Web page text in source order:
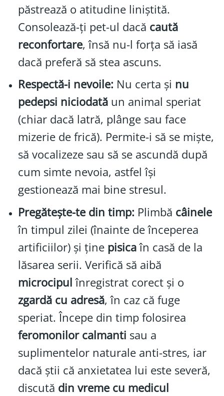
păstrează o atitudine liniștită.
Consolează-ți pet-ul dacă caută
reconfortare, însă nu-l forța să iasă
dacă preferă să stea ascuns.
Respectă-i nevoile: Nu certa și nu
pedepsi niciodatăun animal speriat
(chiar dacă latră, plânge sau face
mizerie de frică). Permite-i să se miște,
să vocalizeze sau să se ascundă după
cum simte nevoia, astfel își
gestionează mai bine stresul.
Pregătește-te din timp: Plimbă câinele
în timpul zilei (înainte de începerea
artificiilor) și ține pisicaîn casă de la
lăsarea serii. Verifică să aibă
microcipulînregistrat corect și o
zgardă cu adresă, în caz că fuge
speriat. Începe din timp folosirea
feromonilor calmanti sau a
suplimentelor naturale anti-stres, iar
dacă știi că anxietatea lui este severă,
discută din vreme cu medicul